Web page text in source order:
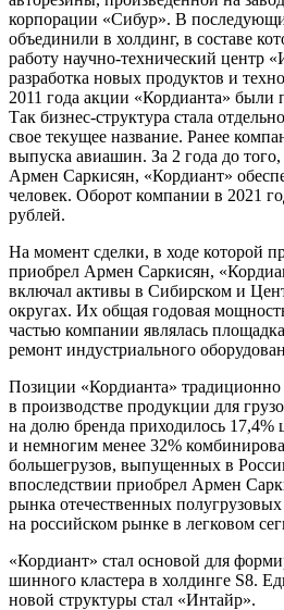
корпорации «Сибур». В
объединили в холдинг, в составе
работу научно-технический центр
разработка новых продуктов и
2011 года акции «Кордианта» были
Так бизнес-структура стала
свое текущее название. Ранее
выпуска авиашин. За 2 года до того,
Армен Саркисян, «Кордиант»
человек. Оборот компании в 2021
рублей.
На момент сделки, в ходе которой
приобрел Армен Саркисян,
включал активы в Сибирском и
округах. Их общая годовая
частью компании являлась
ремонт индустриального
Позиции «Кордианта»
в производстве продукции для
на долю бренда приходилось 17,4%
и немногим менее 32%
большегрузов, выпущенных в
впоследствии приобрел Армен
рынка отечественных
на российском рынке в легковом
«Кордиант» стал основой для
шинного кластера в холдинге S8.
новой структуры стал «Интайр».